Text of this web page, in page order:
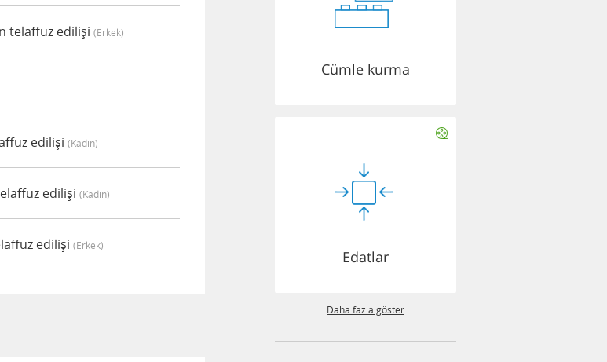
telaffuz edilişi (erkek)
edilişi (kadın)
edilişi (kadın)
edilişi (erkek)
Cümle kurma
Edatlar
Daha fazla göster